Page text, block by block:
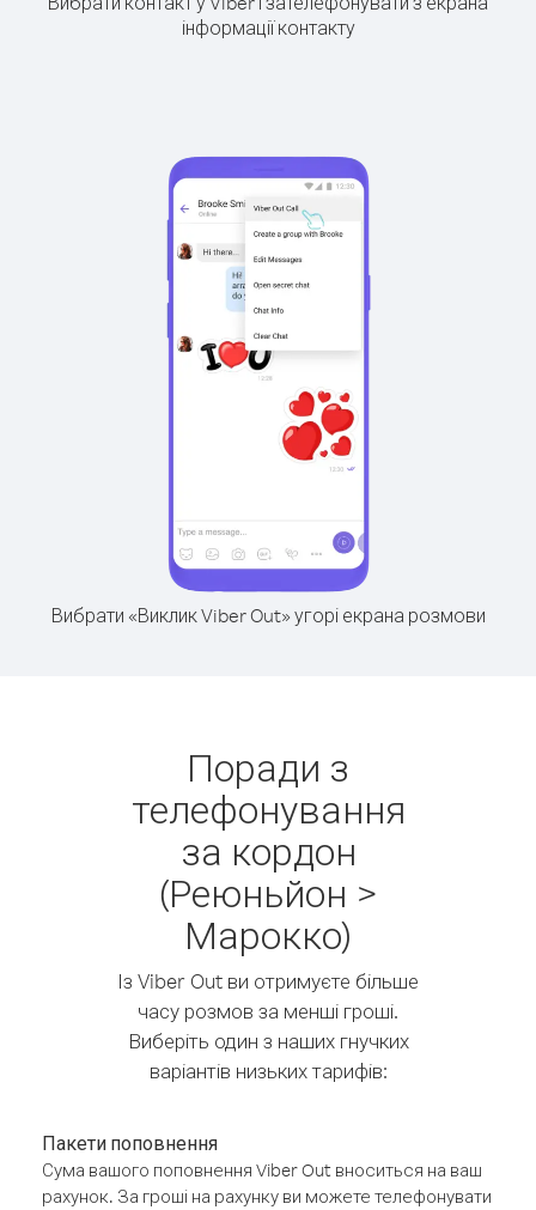
інформації контакту
Вибрати «Виклик Viber Out» угорі екрана розмови
Поради з
телефонування
за кордон
(Реюньйон >
Марокко)
Із Viber Out ви отримуєте більше
часу розмов за менші гроші.
Виберіть один з наших гнучких
варіантів низьких тарифів:
Пакети поповнення
Сума вашого поповнення Viber Out вноситься на ваш
рахунок. За гроші на рахунку ви можете телефонувати